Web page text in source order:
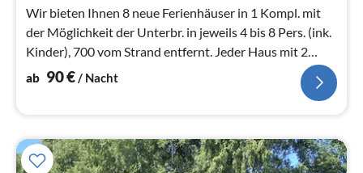
Wir bieten Ihnen 8 neue Ferienhäuser in 1 Kompl. mit
der Möglichkeit der Unterbr. in jeweils 4 bis 8 Pers. (ink.
Kinder), 700 vom Strand entfernt. Jeder Haus mit 2
Schlafzimmer
ab 90€/ Nacht